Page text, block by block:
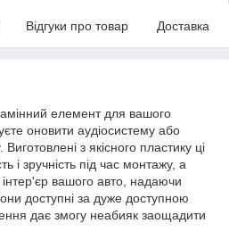
Відгуки про товар Доставка
елемент для вашого
оновити аудіосистему або
з якісного пластику ці
і зручність під час монтажу, а
вашого авто, надаючи
доступні за дуже доступною
дає змогу неабияк заощадити